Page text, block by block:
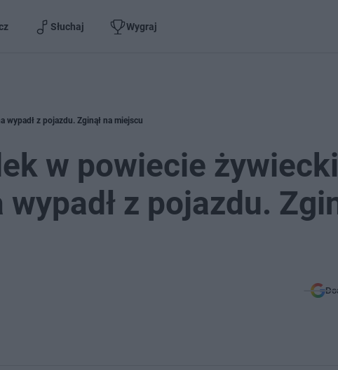
Słuchaj Wygraj
wypadł z pojazdu. Zginął na miejscu
w powiecie
z pojazdu.